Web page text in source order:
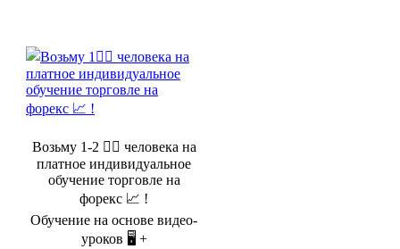
Возьму 1-2 🤵‍♂️ человека на
платное индивидуальное
обучение торговле на
форекс 📈 !
Обучение на основе видео-
уроков 🖥️ +